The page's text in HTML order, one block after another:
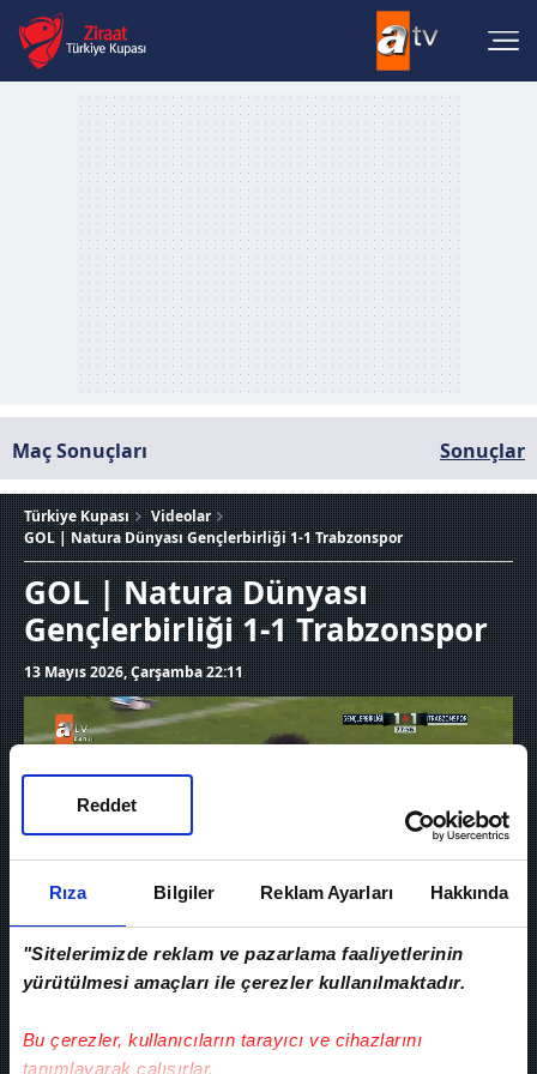
Rıza Bilgiler Reklam Ayarları Hakkında
"Sitelerimizde reklam ve pazarlama faaliyetlerinin
yürütülmesi amaçları ile çerezler kullanılmaktadır.
Bu çerezler, kullanıcıların tarayıcı ve cihazlarını
tanımlayarak çalışırlar.
Reddet
Maç Sonuçları Sonuçlar
Türkiye Kupası
Videolar
GOL | Natura Dünyası Gençlerbirliği 1-1 Trabzonspor
GOL | Natura Dünyası
Gençlerbirliği 1-1 Trabzonspor
13 Mayıs 2026, Çarşamba 22:11
Ziraat Türkiye Kupası yarı final maçında